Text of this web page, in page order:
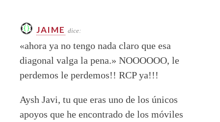
JAIME dice:
«ahora ya no tengo nada claro que esa
diagonal valga la pena.» NOOOOOO, le
perdemos le perdemos!! RCP ya!!!
Aysh Javi, tu que eras uno de los únicos
apoyos que he encontrado de los móviles